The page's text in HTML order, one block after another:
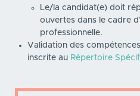
Le/la candidat(e) doit
ouvertes dans le cadre
professionnelle.
Validation des
inscrite au Répertoire